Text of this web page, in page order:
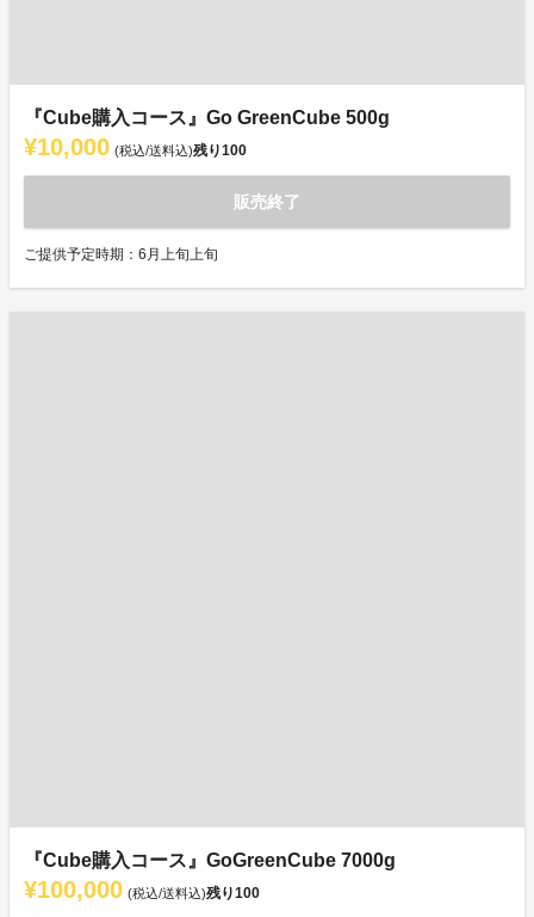
『Cube購入コース』Go GreenCube 500g
¥10,000 (税込/送料込)残り100
販売終了
ご提供予定時期：6月上旬上旬
『Cube購入コース』GoGreenCube 7000g
¥100,000 (税込/送料込)残り100